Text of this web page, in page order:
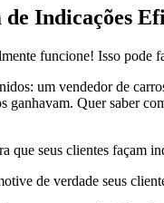
Indicações
funcione! Isso
um vendedor de
ganhavam. Quer saber
que seus clientes façam
de verdade seus